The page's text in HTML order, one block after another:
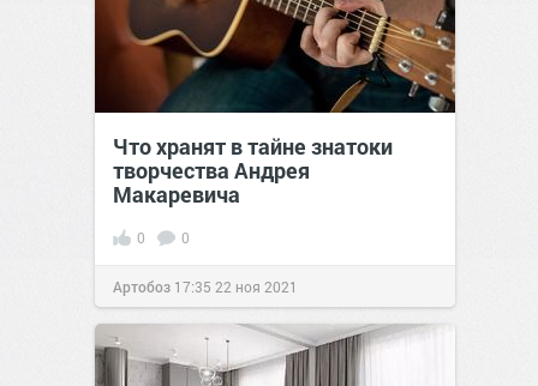
Что хранят в тайне знатоки
творчества Андрея
Макаревича
0 0
Артобоз 17:35 22 ноя 2021